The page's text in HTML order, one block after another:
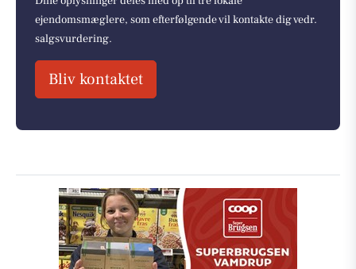
ejendomsmæglere, som efterfølgende vil kontakte dig vedr.
salgsvurdering.
Bliv kontaktet